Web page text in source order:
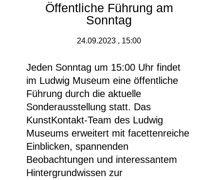
Öffentliche Führung am
Sonntag
24.09.2023 , 15:00
Jeden Sonntag um 15:00 Uhr findet
im Ludwig Museum eine öffentliche
Führung durch die aktuelle
Sonderausstellung statt. Das
KunstKontakt-Team des Ludwig
Museums erweitert mit facettenreiche
Einblicken, spannenden
Beobachtungen und interessantem
Hintergrundwissen zur